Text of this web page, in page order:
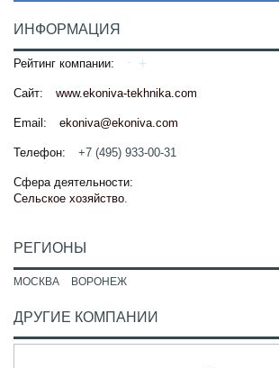
ИНФОРМАЦИЯ
Рейтинг компании:
Сайт: www.ekoniva-tekhnika.com
Email: ekoniva@ekoniva.com
Телефон: +7 (495) 933-00-31
Сфера деятельности:
Сельское хозяйство.
РЕГИОНЫ
МОСКВА ВОРОНЕЖ
ДРУГИЕ КОМПАНИИ